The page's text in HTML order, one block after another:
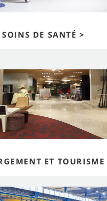
SOINS DE SANTÉ >
ET TOURISME